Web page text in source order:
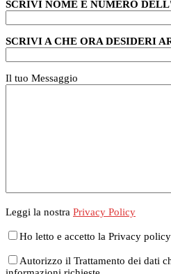
SCRIVI NOME E NUMERO
SCRIVI A CHE ORA DESIDERI
Il tuo Messaggio
Leggi la nostra Privacy Policy
Ho letto e accetto la Privacy
Autorizzo il Trattamento dei dati